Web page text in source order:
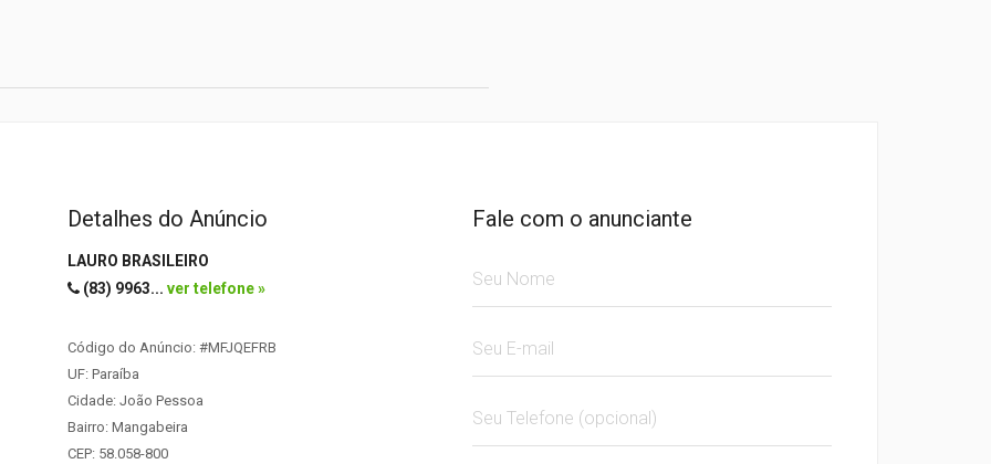
Detalhes do Anúncio
LAURO BRASILEIRO
(83) 9963...ver telefone »
Código do Anúncio:#MFJQEFRB
UF: Paraíba
Cidade: João Pessoa
Bairro: Mangabeira
CEP: 58.058-800
Fale com o anunciante